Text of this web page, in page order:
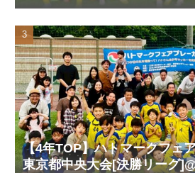
ート』『試合動画』
【4年TOP】ハトマークフェ
東京都中央大会[決勝リーグ